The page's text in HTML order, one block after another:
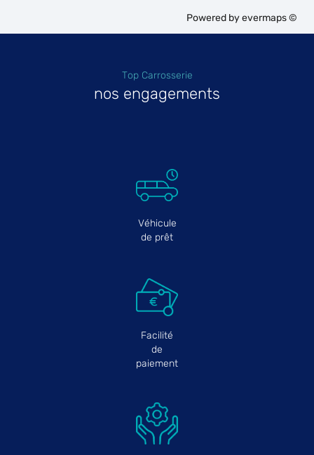
Powered byevermaps ©
Top Carrosserie
nos engagements
Véhicule
de prêt
Facilité
de
paiement